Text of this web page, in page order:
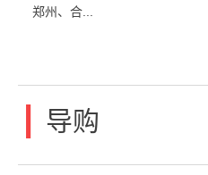
郑州、合...
| 导购